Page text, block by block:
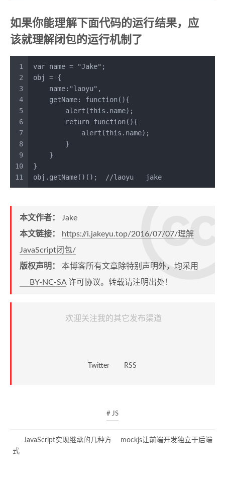
如果你能理解下面代码的运行结果，应
该就理解闭包的运行机制了
1
2
3
4
5
6
7
8
9
10
11
var name = "Jake" ;
obj = {
name: "laoyu" ,
getName: function( ){
alert (this . name);
return function( ){
alert (this . name);
        }
    }
}
obj. getName()(); //laoyu   jake
本文作者：
Jake
本文链接：
https://i.jakeyu.top/2016/07/07/理解
JavaScript闭包/
版权声明： 本博客所有文章除特别声明外，均采用
BY-NC-SA许可协议。转载请注明出处！
欢迎关注我的其它发布渠道
Twitter RSS
# JS
JavaScript实现继承的几种方
式
mockjs让前端开发独立于后端